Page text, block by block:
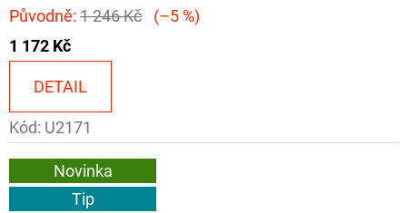
Původně: 1 246 Kč
(–5 %)
1 172 Kč
DETAIL
Kód: U2171
Novinka
Tip